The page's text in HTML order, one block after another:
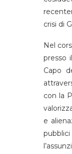
crisi di
Nel
presso
Capo
con la
e